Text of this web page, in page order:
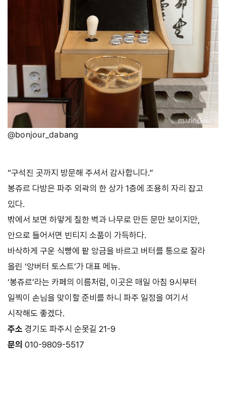
@bonjour_dabang
“구석진 곳까지 방문해 주셔서 감사합니다.”
봉쥬르 다방은 파주 외곽의 한 상가 1층에 조용히 자리 잡고
있다.
밖에서 보면 하얗게 칠한 벽과 나무로 만든 문만 보이지만,
안으로 들어서면 빈티지 소품이 가득하다.
바삭하게 구운 식빵에 팥 앙금을 바르고 버터를 통으로 잘라
올린 ‘앙버터 토스트’가 대표 메뉴.
‘봉쥬르’라는 카페의 이름처럼, 이곳은 매일 아침 9시부터
일찍이 손님을 맞이할 준비를 하니 파주 일정을 여기서
시작해도 좋겠다.
주소 경기도 파주시 순못길 21-9
문의 010-9809-5517